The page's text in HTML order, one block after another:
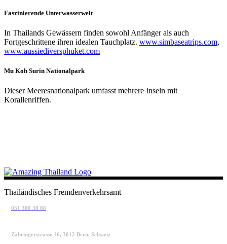
Faszinierende Unterwasserwelt
In Thailands Gewässern finden sowohl Anfänger als auch
Fortgeschrittene ihren idealen Tauchplatz. www.simbaseatrips.com,
www.aussiediversphuket.com
Mu Koh Surin Nationalpark
Dieser Meeresnationalpark umfasst mehrere Inseln mit
Korallenriffen.
Thailändisches Fremdenverkehrsamt
031 300 30 88
Zähringerstrasse 16, 3012 Bern, Schweiz